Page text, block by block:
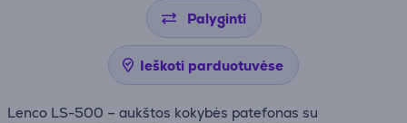
Palyginti
Ieškoti parduotuvėse
Lenco LS-500 – aukštos kokybės patefonas su